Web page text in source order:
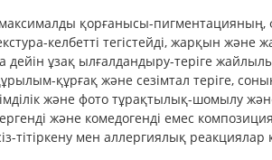
максималды қорғанысы-
келбетті тегістейді, жарқын және
дейін ұзақ ылғалдандыру-теріге
құрғақ және сезімтал теріге,
және фото тұрақтылық-шомылу
және комедогенді емес
тітіркену мен аллергиялық реакциялар